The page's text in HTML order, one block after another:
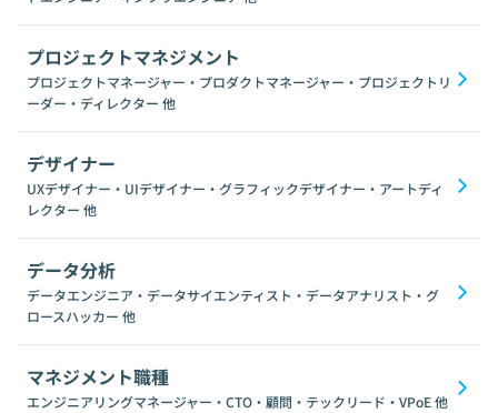
プロジェクトマネジメント
プロジェクトマネージャー・プロダクトマネージャー・プロジェクトリ
ーダー・ディレクター 他
デザイナー
UXデザイナー・UIデザイナー・グラフィックデザイナー・アートディ
レクター 他
データ分析
データエンジニア・データサイエンティスト・データアナリスト・グ
ロースハッカー 他
マネジメント職種
エンジニアリングマネージャー・CTO・顧問・テックリード・VPoE他